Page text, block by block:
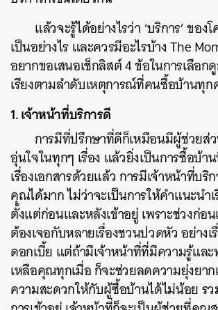
แล้วจะรู้ได้อย่างไรว่า ‘บริการ’ ของ
เป็นอย่างไร และควรมีอะไรบ้าง The
อยากขอเสนอเช็กลิสต์ 4 ข้อในการเลือก
เรียงตามลำดับเหตุการณ์ที่คนซื้อบ้านทุ
1. เจ้าหน้าที่บริการดี
การมีที่ปรึกษาที่ดีก็เหมือนมีผู้ช่วยส่
อุ่นใจในทุกๆ เรื่อง แล้วยิ่งเป็นการซื้อบ้
เรื่องเอกสารด้วยแล้ว การมีเจ้าหน้าที่บริ
คุณได้มาก ไม่ว่าจะเป็นการให้คำแนะนำ
ตั้งแต่ก่อนและหลังเข้าอยู่ เพราะช่วงก่อ
ต้องเจอกับหลายเรื่องชวนปวดหัว อย่างเ
ดอกเบี้ย แต่ถ้ามีเจ้าหน้าที่ที่มีความรู้แล
เหลือคุณทุกเมื่อ ก็จะช่วยลดความยุ่งยา
ความสะดวกให้กับผู้ซื้อบ้านได้ไม่น้อย ร